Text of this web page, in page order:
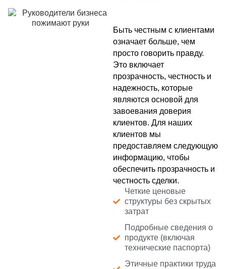
Быть честным с клиентами
означает больше, чем
просто говорить правду.
Это включает
прозрачность, честность и
надежность, которые
являются основой для
завоевания доверия
клиентов. Для наших
клиентов мы
предоставляем следующую
информацию, чтобы
обеспечить прозрачность и
честность сделки.
Четкие ценовые
структуры без скрытых
затрат
Подробные сведения о
продукте (включая
технические паспорта)
Этичные практики труда